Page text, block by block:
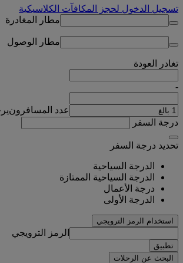
تسجيل الدخول لحجز المكافآت الكلاسيكية
مطار المغادرة
مطار الوصول
تغادر العودة
-
عدد المسافرون
درجة السفر
تحديد درجة السفر
الدرجة السياحية
الدرجة السياحية الممتازة
درجة الأعمال
الدرجة الأولى
استخدام الرمز الترويجي
الرمز الترويجي
تطبيق
البحث عن الرحلات